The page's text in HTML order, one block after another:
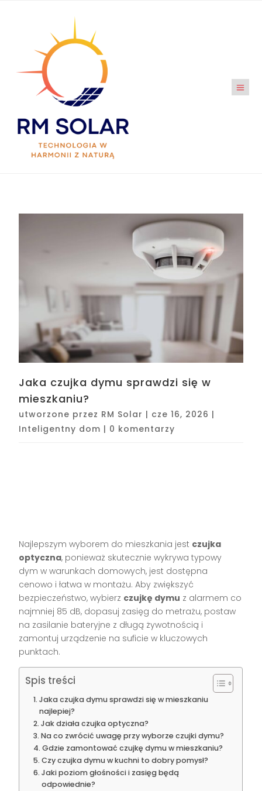
Jaka czujka dymu sprawdzi się w
mieszkaniu?
utworzone przez RM Solar | cze 16, 2026 |
Inteligentny dom | 0 komentarzy
Najlepszym wyborem do mieszkania jest czujka
optyczna, ponieważ skutecznie wykrywa typowy
dym w warunkach domowych, jest dostępna
cenowo i łatwa w montażu. Aby zwiększyć
bezpieczeństwo, wybierz czujkę dymu z alarmem co
najmniej 85 dB, dopasuj zasięg do metrażu, postaw
na zasilanie bateryjne z długą żywotnością i
zamontuj urządzenie na suficie w kluczowych
punktach.
Spis treści
Jaka czujka dymu sprawdzi się w mieszkaniu
najlepiej?
Jak działa czujka optyczna?
Na co zwrócić uwagę przy wyborze czujki dymu?
Gdzie zamontować czujkę dymu w mieszkaniu?
Czy czujka dymu w kuchni to dobry pomysł?
Jaki poziom głośności i zasięg będą
odpowiednie?